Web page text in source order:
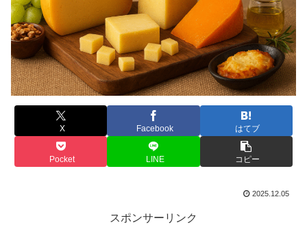
X Facebook はてブ
Pocket LINE コピー
2025.12.05
スポンサーリンク